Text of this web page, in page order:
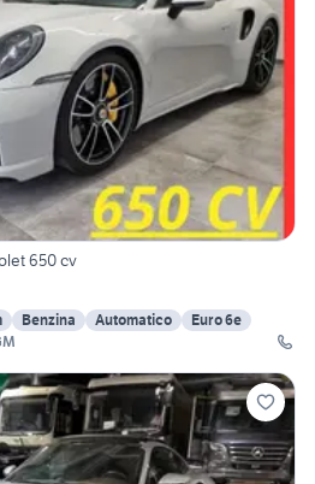
650 cv
Benzina Automatico
Euro 6e